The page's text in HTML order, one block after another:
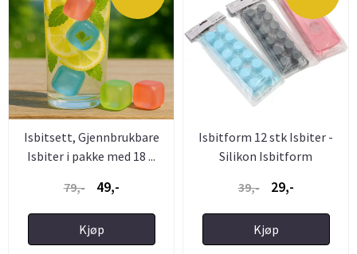
Isbitsett, Gjennbrukbare
Isbiter i pakke med 18 ...
79,-
49,-
Kjøp
Isbitform 12 stk Isbiter -
Silikon Isbitform
39,-
29,-
Kjøp